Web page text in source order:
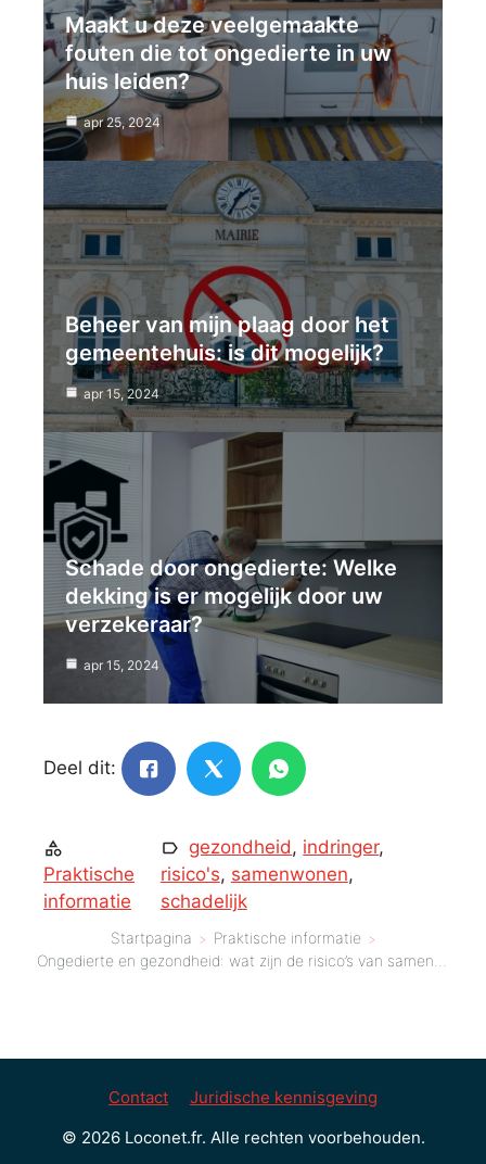
Maakt u deze veelgemaakte
fouten die tot ongedierte in uw
huis leiden?
apr 25, 2024
Beheer van mijn plaag door het
gemeentehuis: is dit mogelijk?
apr 15, 2024
Schade door ongedierte: Welke
dekking is er mogelijk door uw
verzekeraar?
apr 15, 2024
Deel dit:
Praktische
informatie
gezondheid, indringer,
risico's, samenwonen,
schadelijk
Startpagina
Praktische informatie
Contact
Juridische kennisgeving
© 2026 Loconet.fr. Alle rechten voorbehouden.